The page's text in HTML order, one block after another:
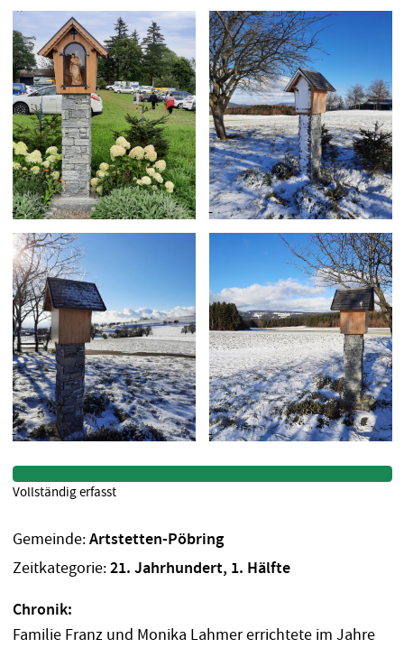
Gemeinde:Artstetten-Pöbring
Zeitkategorie:21. Jahrhundert, 1. Hälfte
Chronik:
Familie Franz und Monika Lahmer errichtete im Jahre
Vollständig erfasst